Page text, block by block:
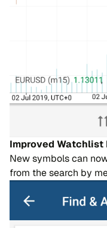
Improved Watchlist
New symbols can
from the search by